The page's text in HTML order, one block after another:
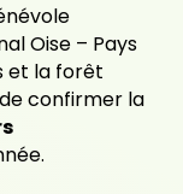
Oise – Pays
et la forêt
confirmer la